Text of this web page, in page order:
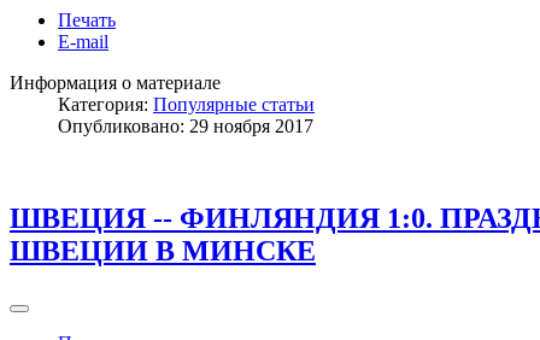
Печать
E-mail
Информация о материале
Категория: Популярные статьи
Опубликовано: 29 ноября 2017
ШВЕЦИЯ -- ФИНЛЯНДИЯ 1:0.
ШВЕЦИИ В МИНСКЕ